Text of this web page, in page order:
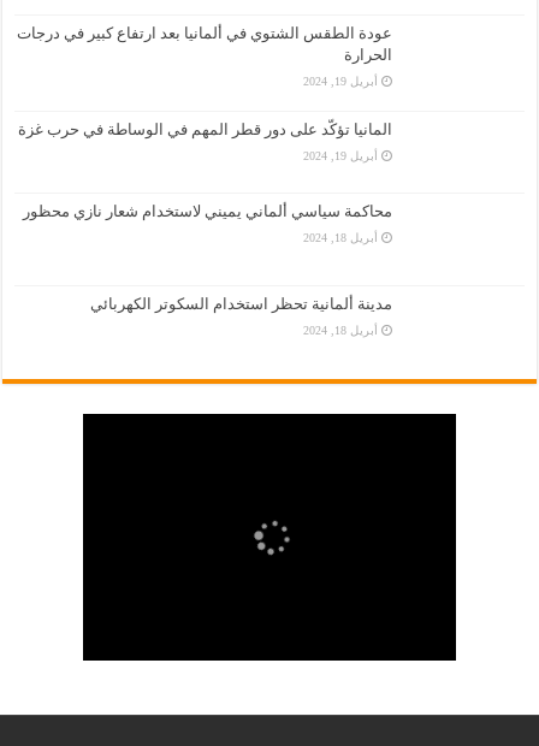
عودة الطقس الشتوي في ألمانيا بعد ارتفاع كبير في درجات
الحرارة
أبريل 19, 2024
المانيا تؤكّد على دور قطر المهم في الوساطة في حرب غزة
أبريل 19, 2024
محاكمة سياسي ألماني يميني لاستخدام شعار نازي محظور
أبريل 18, 2024
مدينة ألمانية تحظر استخدام السكوتر الكهربائي
أبريل 18, 2024